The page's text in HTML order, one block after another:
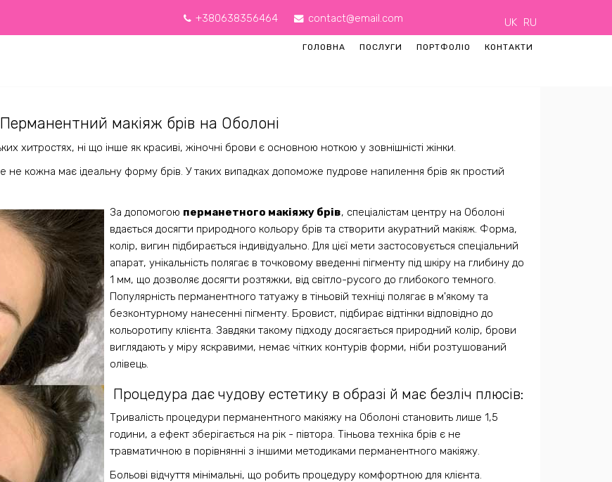
+380638356464 contact@email.com UK RU
ГОЛОВНА ПОСЛУГИ ПОРТФОЛІО КОНТАКТИ
Перманентний макіяж брів на Оболоні
хитростях, ні що інше як красиві, жіночні брови є основною ноткою у зовнішністі жінки.
кожна має ідеальну форму брів. У таких випадках допоможе пудрове напилення брів як простий
За допомогою перманетного макіяжу брів, спеціалістам центру на Оболоні
вдається досягти природного кольору брів та створити акуратний макіяж. Форма,
колір, вигин підбирається індивідуально. Для цієї мети застосовується спеціальний
апарат, унікальність полягає в точковому введенні пігменту під шкіру на глибину до
1 мм, що дозволяє досягти розтяжки, від світло-русого до глибокого темного.
Популярність перманентного татуажу в тіньовій техніці полягає в м'якому та
безконтурному нанесенні пігменту. Бровист, підбирає відтінки відповідно до
кольоротипу клієнта. Завдяки такому підходу досягається природний колір, брови
виглядають у міру яскравими, немає чітких контурів форми, ніби розтушований
олівець.
Процедура дає чудову естетику в образі й має безліч плюсів:
Тривалість процедури перманентного макіяжу на Оболоні становить лише 1,5
години, а ефект зберігається на рік - півтора. Тіньова техніка брів є не
травматичною в порівнянні з іншими методиками перманентного макіяжу.
Больові відчуття мінімальні, що робить процедуру комфортною для клієнта.